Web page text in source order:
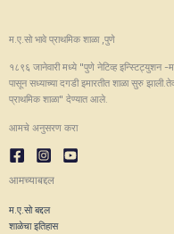
म.ए.सो भावे प्राथमिक शाळा ,पुणे
१८९६ जानेवारी मध्ये "पुणे नेटिव्ह इन्स्टिट्युशन -
पासून सध्याच्या दगडी इमारतीत शाळा सुरु
प्राथमिक शाळा" देण्यात आले.
आमचे अनुसरण करा
आमच्याबद्दल
म.ए.सो बद्दल
शाळेचा इतिहास